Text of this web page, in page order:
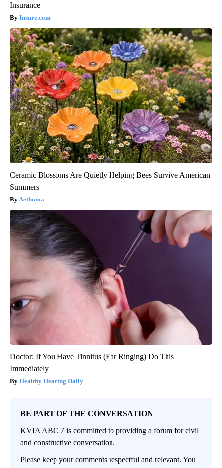
Insurance
Insure.com
Ceramic Blossoms Are Quietly Helping Bees Survive American
Summers
Aethoma
Doctor: If You Have Tinnitus (Ear Ringing) Do This
Immediately
Healthy Hearing Daily
BE PART OF THE CONVERSATION
KVIA ABC 7 is committed to providing a forum for civil
and constructive conversation.
Please keep your comments respectful and relevant. You